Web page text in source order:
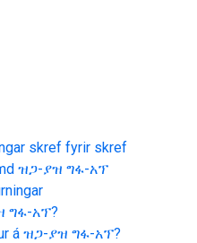
skref fyrir skref
ዝጋ-ያዝ ግፋ-አፕ
ግፋ-አፕ?
á ዝጋ-ያዝ ግፋ-አፕ?